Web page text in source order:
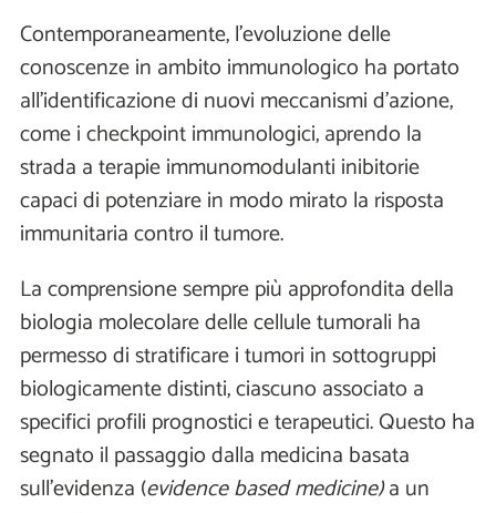
Contemporaneamente, l’evoluzione delle
conoscenze in ambito immunologico ha portato
all’identificazione di nuovi meccanismi d’azione,
come i checkpoint immunologici, aprendo la
strada a terapie immunomodulanti inibitorie
capaci di potenziare in modo mirato la risposta
immunitaria contro il tumore.
La comprensione sempre più approfondita della
biologia molecolare delle cellule tumorali ha
permesso di stratificare i tumori in sottogruppi
biologicamente distinti, ciascuno associato a
specifici profili prognostici e terapeutici. Questo ha
segnato il passaggio dalla medicina basata
sull’evidenza (evidence based medicine)a un